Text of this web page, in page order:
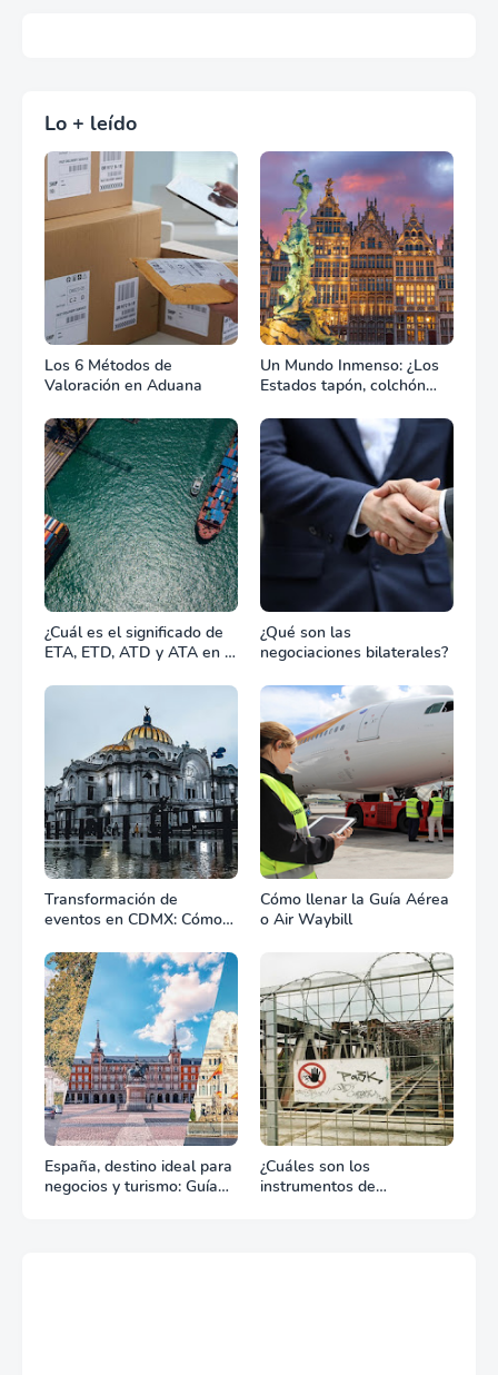
Lo + leído
Los 6 Métodos de
Valoración en Aduana
Un Mundo Inmenso: ¿Los
Estados tapón, colchón
combate?
¿Cuál es el significado de
ETA, ETD, ATD y ATA en el
¿Qué son las
negociaciones bilaterales?
Transformación de
eventos en CDMX: Cómo
equipos define el éxito de
tu celebración
Cómo llenar la Guía Aérea
o Air Waybill
España, destino ideal para
negocios y turismo: Guía
¿Cuáles son los
instrumentos de